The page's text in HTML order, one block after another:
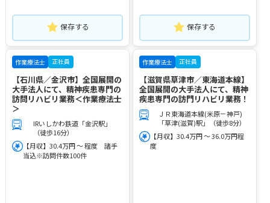
保存する 保存する
作業療法士 正社員
【石川県／金沢市】全国展開の
大手法人にて、精神疾患専門の
訪問リハビリ業務＜作業療法士
＞
IRいしかわ鉄道「金沢駅」
（徒歩16分）
【月収】30.4万円 ～ 程度 諸手
当込※訪問件数100件
作業療法士 正社員
【滋賀県草津市／東海道本線】
全国展開の大手法人にて、精神
疾患専門の訪門リハビリ業務！
ＪＲ東海道本線(米原－神戸)
「草津(滋賀)駅」（徒歩8分）
【月収】30.4万円 ～ 36.0万円程
度